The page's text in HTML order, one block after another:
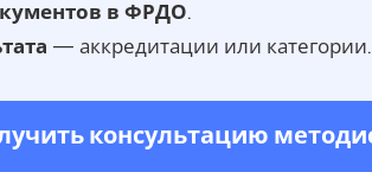
в ФРДО.
— аккредитации или категории.
консультацию